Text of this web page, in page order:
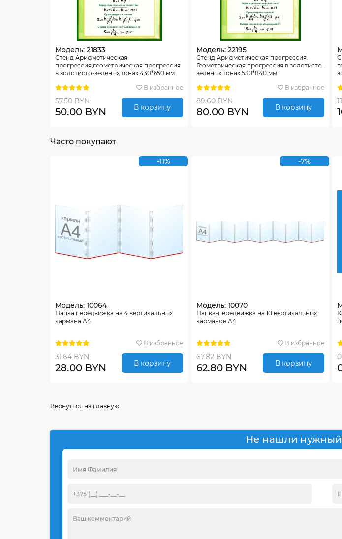
Модель: 21833
Стенд Арифметическая
прогрессия,геометрическая прогрессия
в золотисто-зелёных тонах 430*650 мм
В избранное
57.50 BYN
50.00 BYN В корзину
Модель: 22195
Стенд Арифметическая прогрессия.
Геометрическая прогрессия в золотисто-
зелёных тонах 530*840 мм
В избранное
89.60 BYN
80.00 BYN В корзину
Часто покупают
-11%
Модель: 10064
Папка передвижка на 4 вертикальных
кармана А4
В избранное
31.64 BYN
28.00 BYN В корзину
-7%
Модель: 10070
Папка-передвижка на 10 вертикальных
карманов А4
В избранное
67.82 BYN
62.80 BYN В корзину
Вернуться на главную
Не нашли нужный